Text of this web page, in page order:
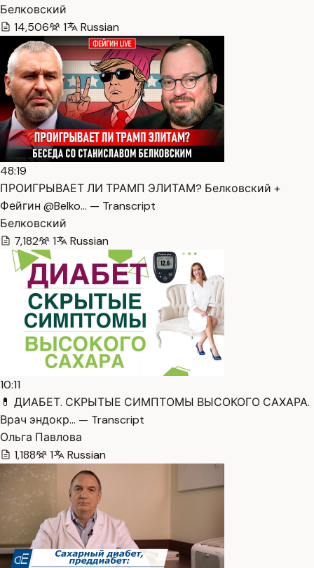
Белковский
14,506
1 Russian
48:19
ПРОИГРЫВАЕТ ЛИ ТРАМП ЭЛИТАМ? Белковский +
Фейгин @Belko… — Transcript
Белковский
7,182
1 Russian
10:11
💊 ДИАБЕТ. СКРЫТЫЕ СИМПТОМЫ ВЫСОКОГО САХАРА.
Врач эндокр… — Transcript
Ольга Павлова
1,188
1 Russian